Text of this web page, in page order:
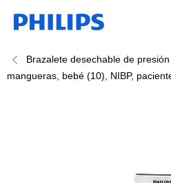
Brazalete desechable de
mangueras, bebé (10), NIBP,